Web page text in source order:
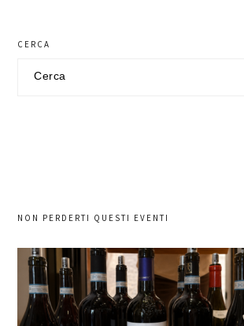
CERCA
NON PERDERTI QUESTI EVENTI